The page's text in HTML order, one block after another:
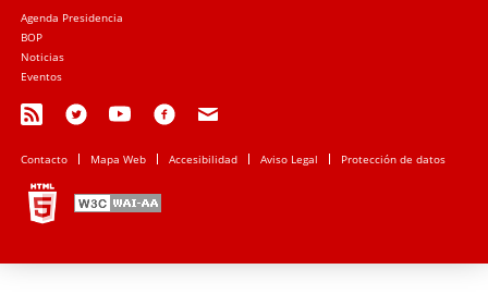
Agenda Presidencia
BOP
Noticias
Eventos
Contacto Mapa Web Accesibilidad Aviso Legal Protección de datos